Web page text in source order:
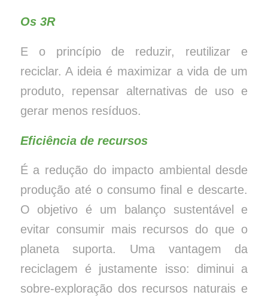
Os 3R
E o princípio de reduzir, reutilizar e
reciclar. A ideia é maximizar a vida de um
produto, repensar alternativas de uso e
gerar menos resíduos.
Eficiência de recursos
É a redução do impacto ambiental desde
produção até o consumo final e descarte.
O objetivo é um balanço sustentável e
evitar consumir mais recursos do que o
planeta suporta. Uma vantagem da
reciclagem é justamente isso: diminui a
sobre-exploração dos recursos naturais e